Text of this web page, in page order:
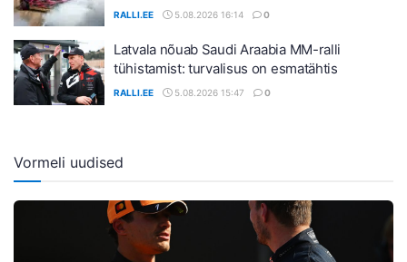
RALLI.EE 5.08.2026 16:14 0
Latvala nõuab Saudi Araabia MM-ralli
tühistamist: turvalisus on esmatähtis
RALLI.EE 5.08.2026 15:47 0
Vormeli uudised